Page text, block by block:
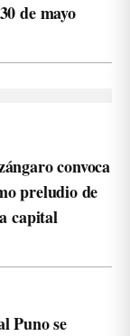
de mayo
convoca
preludio de
capital
Puno se